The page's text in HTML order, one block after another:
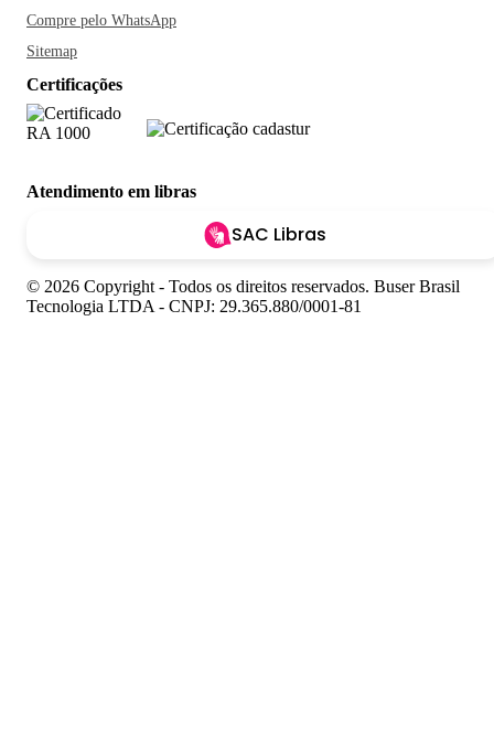
Compre pelo WhatsApp
Sitemap
Certificações
Atendimento em libras
SAC Libras
© 2026 Copyright - Todos os direitos reservados. Buser Brasil
Tecnologia LTDA - CNPJ: 29.365.880/0001-81